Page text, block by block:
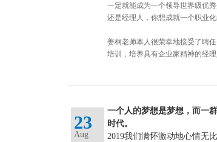
一定就能成为一个领导世界级优
还是经理人，你想成就一个职业
姜桐老师本人很荣幸地接受了聘
培训，培养具有企业家精神的经
23
Aug
一个人的梦想是梦想，而一
时代。
2019我们满怀激动地心情无